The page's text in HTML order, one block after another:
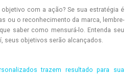
objetivo com a ação? Se sua estratégia é
ou o reconhecimento da marca, lembre-
saber como mensurá-lo. Entenda seu
seus objetivos serão alcançados.
trazem resultado para sua